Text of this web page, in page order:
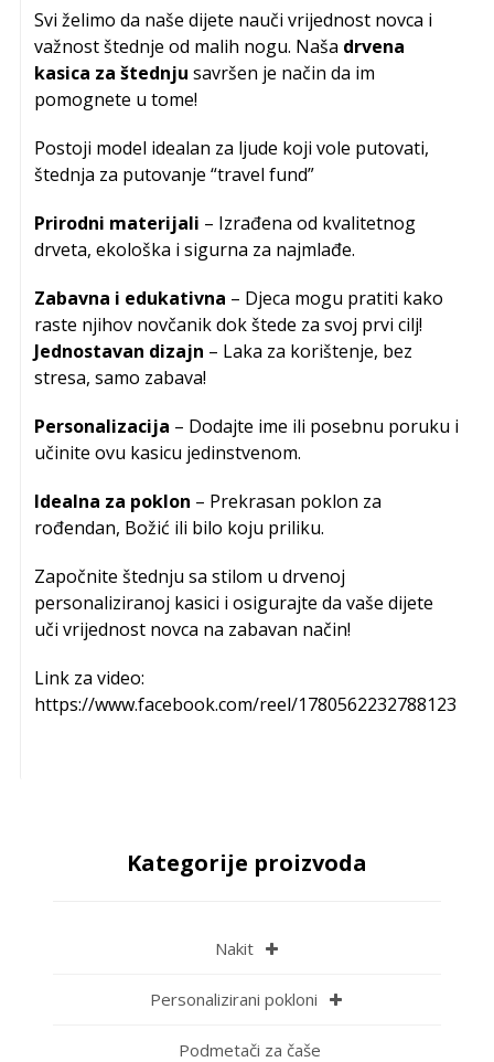
Svi želimo da naše dijete nauči vrijednost novca i
važnost štednje od malih nogu. Naša drvena
kasica za štednju savršen je način da im
pomognete u tome!
Postoji model idealan za ljude koji vole putovati,
štednja za putovanje “travel fund”
Prirodni materijali – Izrađena od kvalitetnog
drveta, ekološka i sigurna za najmlađe.
Zabavna i edukativna – Djeca mogu pratiti kako
raste njihov novčanik dok štede za svoj prvi cilj!
Jednostavan dizajn – Laka za korištenje, bez
stresa, samo zabava!
Personalizacija – Dodajte ime ili posebnu poruku i
učinite ovu kasicu jedinstvenom.
Idealna za poklon – Prekrasan poklon za
rođendan, Božić ili bilo koju priliku.
Započnite štednju sa stilom u drvenoj
personaliziranoj kasici i osigurajte da vaše dijete
uči vrijednost novca na zabavan način!
Link za video:
https://www.facebook.com/reel/1780562232788123
Kategorije proizvoda
Nakit
Personalizirani pokloni
Podmetači za čaše